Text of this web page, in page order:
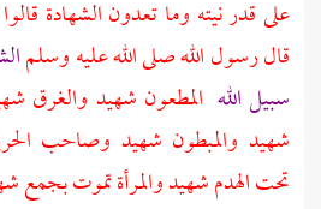
على قدر نيته وما تعدون الشهادة
قال رسول الله صلى الله عليه وسلم
سبيل الله المطعون شهيد والغرق
شهيد والمبطون شهيد وصاحب
تحت الهدم شهيد والمرأة تموت بجمع